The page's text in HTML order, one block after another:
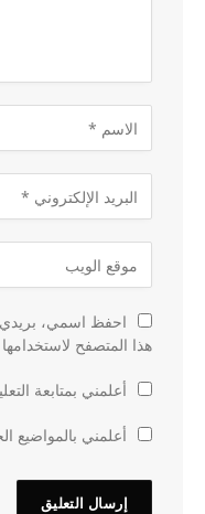
احفظ اسمي، بريدي
هذا المتصفح
أعلمني بمتابعة
أعلمني بالمواضيع